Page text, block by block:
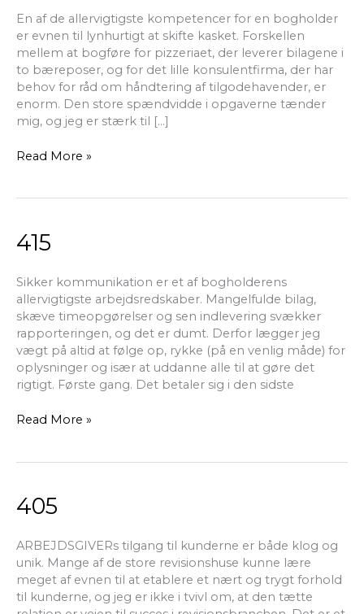
En af de allervigtigste kompetencer for en bogholder
er evnen til lynhurtigt at skifte kasket. Forskellen
mellem at bogføre for pizzeriaet, der leverer bilagene i
to bæreposer, og for det lille konsulentfirma, der har
behov for råd om håndtering af tilgodehavender, er
enorm. Den store spændvidde i opgaverne tænder
mig, og jeg er stærk til […]
Read More »
415
Sikker kommunikation er et af bogholderens
allervigtigste arbejdsredskaber. Mangelfulde bilag,
skæve timeopgørelser og sen indlevering svækker
rapporteringen, og det er dumt. Derfor lægger jeg
vægt på altid at følge op, rykke (på en venlig måde) for
oplysninger og især at uddanne alle til at gøre det
rigtigt. Første gang. Det betaler sig i den sidste
415
Read More »
405
ARBEJDSGIVERs tilgang til kunderne er både klog og
unik. Mange af de store revisionshuse kunne lære
meget af evnen til at etablere et nært og trygt forhold
til kunderne, og jeg er ikke i tvivl om, at den tætte
405